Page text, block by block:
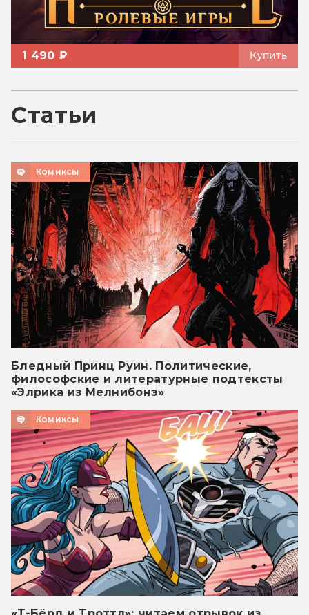
1 490 ₽ Купить
Статьи
Комиксы
Бледный Принц Руин. Политические,
философские и литературные подтексты
«Элрика из Мелнибонэ»
Комиксы